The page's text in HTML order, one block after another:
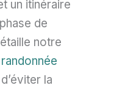
un itinéraire
de
notre
la